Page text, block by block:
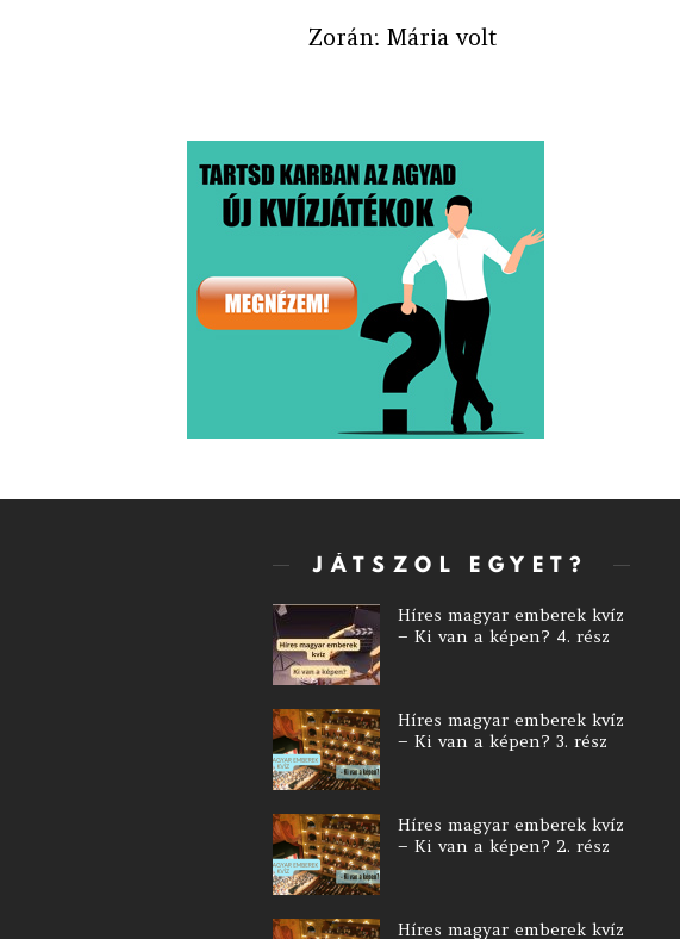
Zorán: Mária volt
JÁTSZOL EGYET?
Híres magyar emberek kvíz
– Ki van a képen? 4. rész
Híres magyar emberek kvíz
– Ki van a képen? 3. rész
Híres magyar emberek kvíz
– Ki van a képen? 2. rész
Híres magyar emberek kvíz